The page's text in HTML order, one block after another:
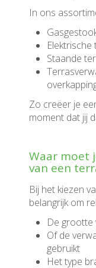
In ons
Staande
Zo creëer je
moment dat jij
Waar moet
van een
Bij het kiezen
belangrijk om
De grootte
Of de
gebruikt
Het type